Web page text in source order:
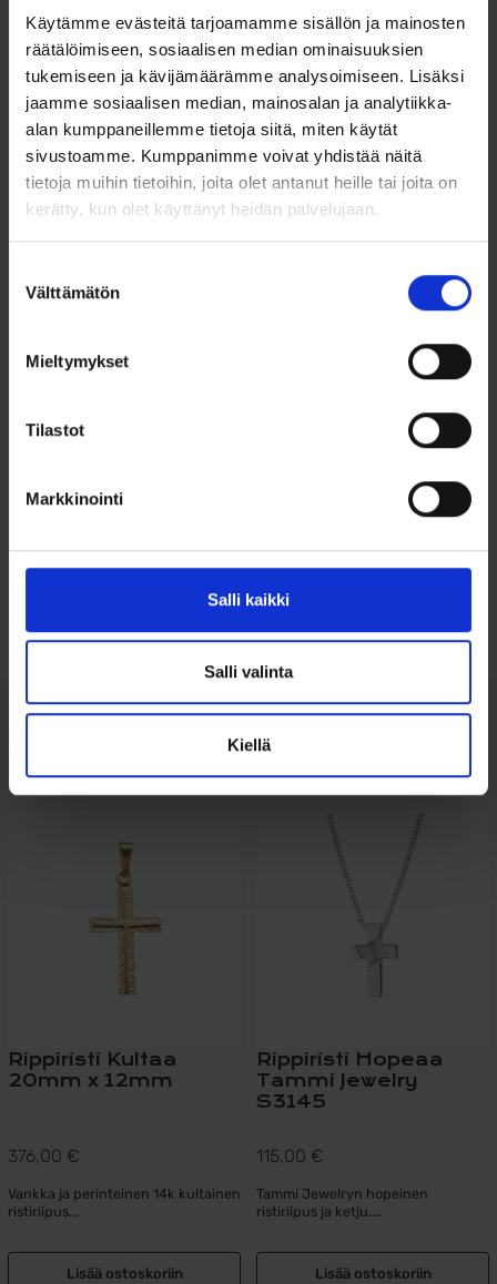
Käytämme evästeitä tarjoamamme sisällön ja mainosten
räätälöimiseen, sosiaalisen median ominaisuuksien
tukemiseen ja kävijämäärämme analysoimiseen. Lisäksi
jaamme sosiaalisen median, mainosalan ja analytiikka-
alan kumppaneillemme tietoja siitä, miten käytät
sivustoamme. Kumppanimme voivat yhdistää näitä
tietoja muihin tietoihin, joita olet antanut heille tai joita on
kerätty, kun olet käyttänyt heidän palvelujaan.
valinta
Välttämätön
Mieltymykset
Tilastot
Markkinointi
Salli kaikki
Salli valinta
Kiellä
vaikutelman. Jeesuksen hahmo erottuu kauniisti
yksityiskohtaisessa viimeistelyssä, mikä tekee tästä korusta
näyttävän uskonnollisen symbolin. Riipus sopii erinomaisesti
merkittäviin kristillisiin juhliin, kuten rippikouluun,
konfirmaatioon tai kasteeseen.
Laadukas kaksivärinen muotoilu ja huolellinen käsityö
tekevät tästä korusta ajattoman ja arvokkaan lisän niin
arkeen kuin juhlaan. Riipus symboloi kantajansa uskoa ja on
kaunis tapa kunnioittaa kristillisiä perinteitä.
9k kultaa (375), keltakulta ja valkokulta
Lenkin sisäpuolikoko:
Kaiverrusmahdollisuus:
Ohjeita sormuksen tai korun
koon valintaan
Tutustu myös
Rippiristi Kultaa
20mm x 12mm
376,00 €
Vankka ja perinteinen 14k kultainen
ristiriipus...
Lisää ostoskoriin
Rippiristi Hopeaa
Tammi Jewelry
S3145
115,00 €
Tammi Jewelryn hopeinen
ristiriipus ja ketju....
Lisää ostoskoriin